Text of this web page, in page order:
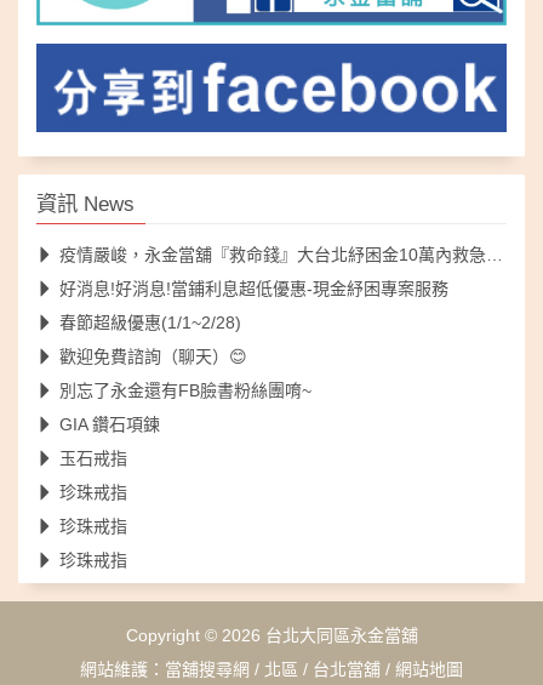
資訊 News
疫情嚴峻，永金當舖『救命錢』大台北紓困金10萬內救急不落人後
好消息!好消息!當鋪利息超低優惠-現金紓困專案服務
春節超級優惠(1/1~2/28)
歡迎免費諮詢（聊天）😊
別忘了永金還有FB臉書粉絲團唷~
GIA 鑽石項鍊
玉石戒指
珍珠戒指
珍珠戒指
珍珠戒指
Copyright © 2026 台北大同區永金當舖
網站維護： 當舖搜尋網 / 北區 / 台北當舖 / 網站地圖